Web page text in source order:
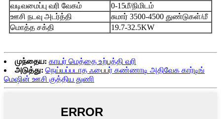
வடிவமைப்பு வரி வேகம்
0-15மீ/நிமிடம்
ஊசி நடவு அடர்த்தி
சுமார் 3500-4500 துண்டுகள்/மீ
மொத்த சக்தி
19.7-32.5KW
முந்தைய: காயர் மெத்தை உற்பத்தி வரி
அடுத்து: நெய்யப்படாத ஃபைபர் கண்ணாடி அதிவேக கார்டிங்
மெஷின் ஊசி குத்திய துணி